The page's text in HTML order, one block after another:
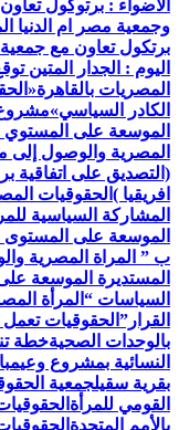
الأضواء : برتوكول
وجمعية مصر ام الدنيا
برتكول تعاون مع
اليوم : الجدار المتين
المصريات بالقاهرة
الكادر السياسي»مشروع
الموسعة على المستوي
المصرية والوصول إلى
(التصديق على اتفاقية
افريقيا ) الحقوقيات
المشاركة السياسية
الموسعة على
ب ” المراة المصرية
المستديرة الموسعة
السياسات “المرأة
القرار” الحقوقيات
بالوحدات الصحيةخطة
النسائية بمشروع وعي
بقرية سقيلجمعية
القومي للمرأة
بالأمم المتحدة